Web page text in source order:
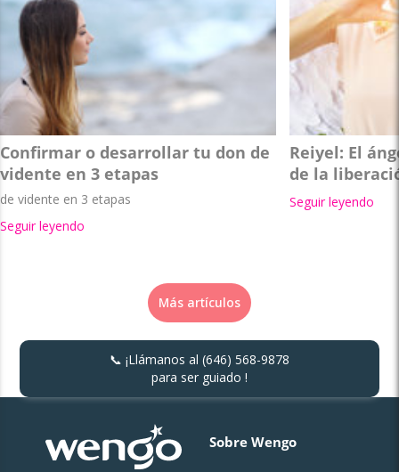
Confirmar o desarrollar tu don de
vidente en 3 etapas
de vidente en 3 etapas
Seguir leyendo
Reiyel: El
de la
Seguir leyendo
Más artículos
📞 ¡Llámanos al (646) 568-9878
para ser guiado !
Sobre Wengo